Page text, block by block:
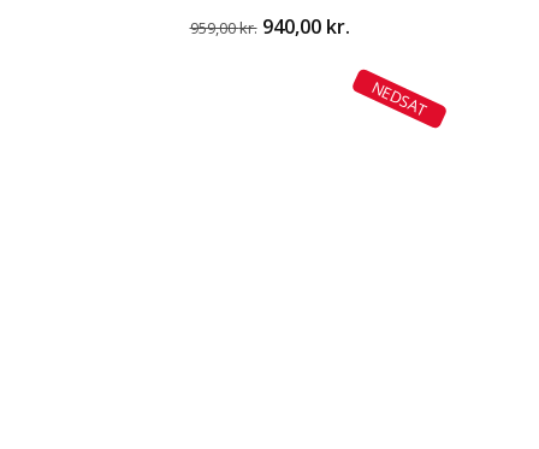
959,00kr. Den
940,00 kr.Den
pris
er:
940,00 kr..
NEDSAT